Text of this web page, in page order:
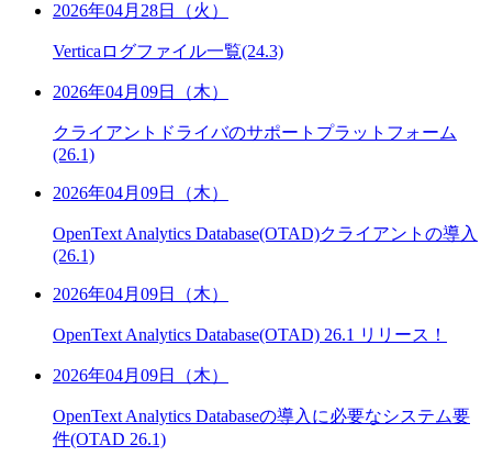
2026年04月28日（火）
Verticaログファイル一覧(24.3)
2026年04月09日（木）
クライアントドライバのサポートプラットフォーム
(26.1)
2026年04月09日（木）
OpenText Analytics Database(OTAD)クライアントの導入
(26.1)
2026年04月09日（木）
OpenText Analytics Database(OTAD) 26.1 リリース！
2026年04月09日（木）
OpenText Analytics Databaseの導入に必要なシステム要
件(OTAD 26.1)